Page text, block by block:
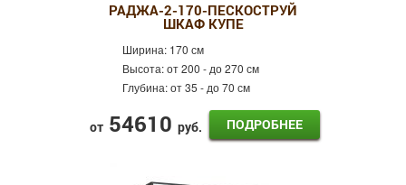
РАДЖА-2-170-ПЕСКОСТРУЙ
ШКАФ КУПЕ
Ширина: 170 см
Высота:от 200 - до 270 см
Глубина:от 35 - до 70 см
от 54610 руб. ПОДРОБНЕЕ